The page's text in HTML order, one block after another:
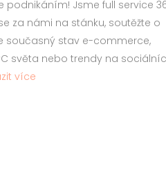
Jsme full service
za námi na stánku, soutěžte o
současný stav e-commerce,
světa nebo trendy na
více